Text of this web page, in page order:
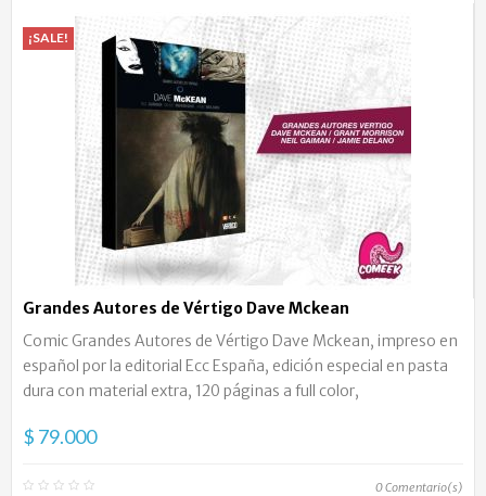
¡SALE!
Grandes Autores de Vértigo Dave Mckean
Comic Grandes Autores de Vértigo Dave Mckean, impreso en
español por la editorial Ecc España, edición especial en pasta
dura con material extra, 120 páginas a full color,
$ 79.000
0Comentario(s)